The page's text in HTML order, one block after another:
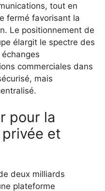
tout en
fermé favorisant la
Le positionnement de
élargit le spectre des
commerciales dans
mais
pour la
et
deux milliards
plateforme